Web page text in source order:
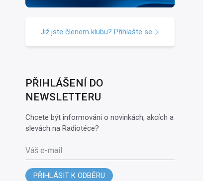
Již jste členem klubu? Přihlašte se
PŘIHLÁŠENÍ DO
NEWSLETTERU
Chcete být informováni o novinkách, akcích a
slevách na Radiotéce?
Váš e-mail
PŘIHLÁSIT K ODBĚRU